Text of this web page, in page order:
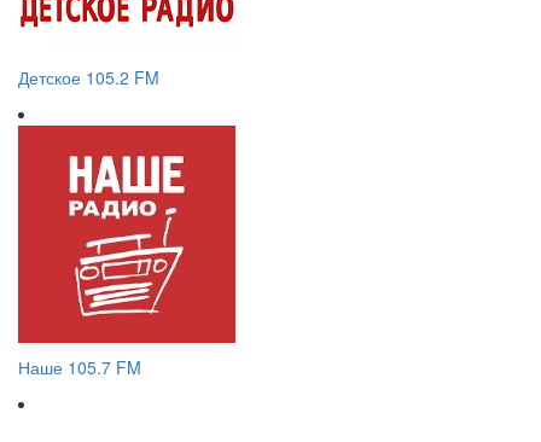
Детское 105.2 FM
Наше 105.7 FM